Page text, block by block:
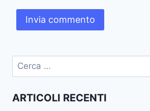
Ricerca
per:
ARTICOLI RECENTI